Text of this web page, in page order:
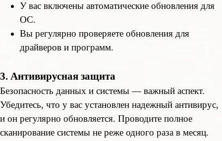
У вас включены автоматические обновления для
ОС.
Вы регулярно проверяете обновления для
драйверов и программ.
3. Антивирусная защита
Безопасность данных и системы — важный аспект.
Убедитесь, что у вас установлен надежный антивирус,
и он регулярно обновляется. Проводите полное
сканирование системы не реже одного раза в месяц.